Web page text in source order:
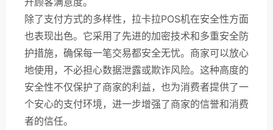
除了支付方式的多样性，拉卡拉POS机在安全性方面
也表现出色。它采用了先进的加密技术和多重安全防
护措施，确保每一笔交易都安全无忧。商家可以放心
地使用，不必担心数据泄露或欺诈风险。这种高度的
安全性不仅保护了商家的利益，也为消费者提供了一
个安心的支付环境，进一步增强了商家的信誉和消费
者的信任。